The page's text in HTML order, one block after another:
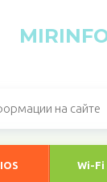
IOS Wi-Fi